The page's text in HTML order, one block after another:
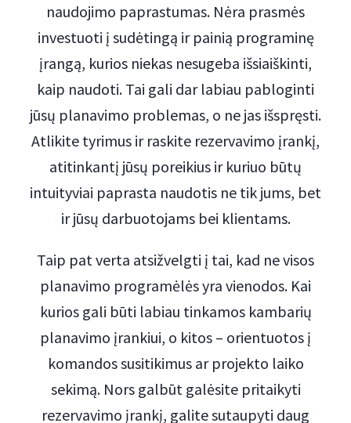
naudojimo paprastumas. Nėra prasmės
investuoti į sudėtingą ir painią programinę
įrangą, kurios niekas nesugeba išsiaiškinti,
kaip naudoti. Tai gali dar labiau pabloginti
jūsų planavimo problemas, o ne jas išspręsti.
Atlikite tyrimus ir raskite rezervavimo įrankį,
atitinkantį jūsų poreikius ir kuriuo būtų
intuityviai paprasta naudotis ne tik jums, bet
ir jūsų darbuotojams bei klientams.
Taip pat verta atsižvelgti į tai, kad ne visos
planavimo programėlės yra vienodos. Kai
kurios gali būti labiau tinkamos kambarių
planavimo įrankiui, o kitos – orientuotos į
komandos susitikimus ar projekto laiko
sekimą. Nors galbūt galėsite pritaikyti
rezervavimo įrankį, galite sutaupyti daug